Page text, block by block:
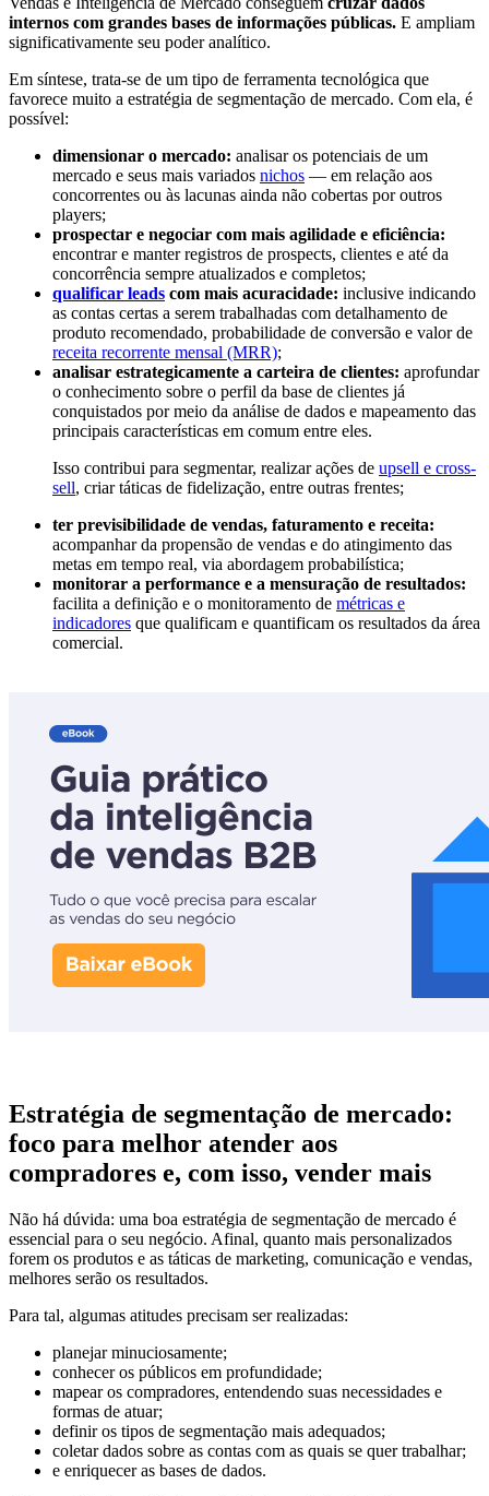
internos com grandes bases de informações públicas. E ampliam
significativamente seu poder analítico.
Em síntese, trata-se de um tipo de ferramenta tecnológica que
favorece muito a estratégia de segmentação de mercado. Com ela, é
possível:
dimensionar o mercado: analisar os potenciais de um
mercado e seus mais variados nichos — em relação aos
concorrentes ou às lacunas ainda não cobertas por outros
players;
prospectar e negociar com mais agilidade e eficiência:
encontrar e manter registros de prospects, clientes e até da
concorrência sempre atualizados e completos;
qualificar leads com mais acuracidade: inclusive indicando
as contas certas a serem trabalhadas com detalhamento de
produto recomendado, probabilidade de conversão e valor de
receita recorrente mensal (MRR);
analisar estrategicamente a carteira de clientes: aprofundar
o conhecimento sobre o perfil da base de clientes já
conquistados por meio da análise de dados e mapeamento das
principais características em comum entre eles.
Isso contribui para segmentar, realizar ações de upsell e cross-
sell, criar táticas de fidelização, entre outras frentes;
ter previsibilidade de vendas, faturamento e receita:
acompanhar da propensão de vendas e do atingimento das
metas em tempo real, via abordagem probabilística;
monitorar a performance e a mensuração de resultados:
facilita a definição e o monitoramento de métricas e
indicadores que qualificam e quantificam os resultados da área
comercial.
Estratégia de segmentação de mercado:
foco para melhor atender aos
compradores e, com isso, vender mais
Não há dúvida: uma boa estratégia de segmentação de mercado é
essencial para o seu negócio. Afinal, quanto mais personalizados
forem os produtos e as táticas de marketing, comunicação e vendas,
melhores serão os resultados.
Para tal, algumas atitudes precisam ser realizadas:
planejar minuciosamente;
conhecer os públicos em profundidade;
mapear os compradores, entendendo suas necessidades e
formas de atuar;
definir os tipos de segmentação mais adequados;
coletar dados sobre as contas com as quais se quer trabalhar;
e enriquecer as bases de dados.